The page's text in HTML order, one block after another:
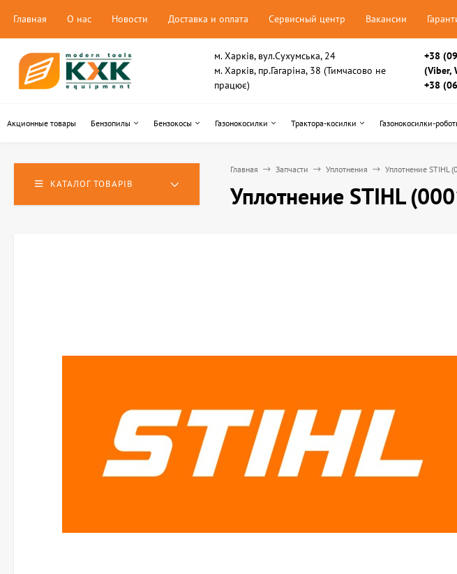
Главная О нас Новости Доставка и оплата Сервисный центр Вакансии
м. Харків, вул.Сухумська, 24
м. Харків, пр.Гагаріна, 38 (Тимчасово не
працює)
+38
(Viber,
+38
Акционные товары Бензопилы Бензокосы Газонокосилки Трактора-косилки Газонокосилки-
КАТАЛОГ ТОВАРІВ
Главная Запчасти Уплотнения Уплотнение STIHL
Уплотнение STIHL